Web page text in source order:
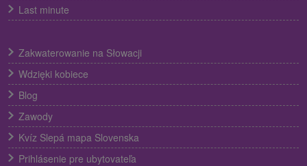
Last minute
Zakwaterowanie na Słowacji
Wdzięki kobiece
Blog
Zawody
Kvíz Slepá mapa Slovenska
Prihlásenie pre ubytovateľa